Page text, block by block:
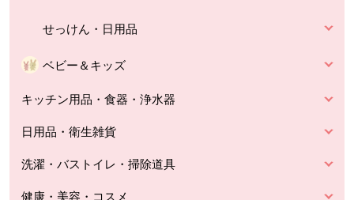
せっけん・日用品
ベビー＆キッズ
キッチン用品・食器・浄水器
日用品・衛生雑貨
洗濯・バストイレ・掃除道具
健康・美容・コスメ